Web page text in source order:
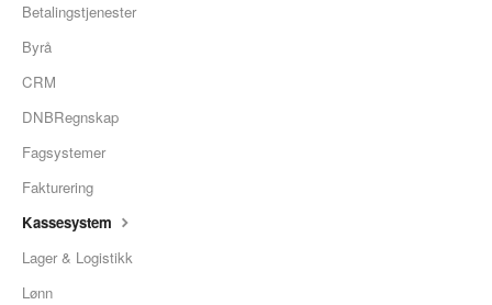
Betalingstjenester
Byrå
CRM
DNBRegnskap
Fagsystemer
Fakturering
Kassesystem
Lager & Logistikk
Lønn